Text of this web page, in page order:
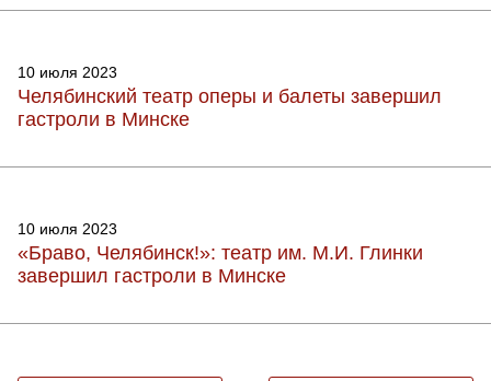
10 июля 2023
Челябинский театр оперы и балеты завершил
гастроли в Минске
10 июля 2023
«Браво, Челябинск!»: театр им. М.И. Глинки
завершил гастроли в Минске